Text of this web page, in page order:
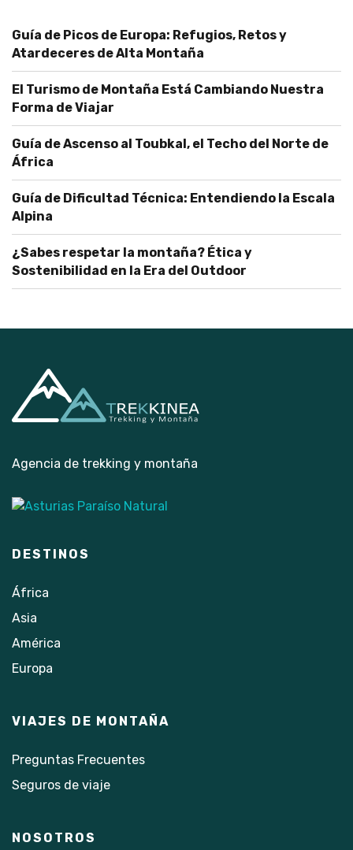
Guía de Picos de Europa: Refugios, Retos y
Atardeceres de Alta Montaña
El Turismo de Montaña Está Cambiando Nuestra
Forma de Viajar
Guía de Ascenso al Toubkal, el Techo del Norte de
África
Guía de Dificultad Técnica: Entendiendo la Escala
Alpina
¿Sabes respetar la montaña? Ética y
Sostenibilidad en la Era del Outdoor
Agencia de trekking y montaña
DESTINOS
África
Asia
América
Europa
VIAJES DE MONTAÑA
Preguntas Frecuentes
Seguros de viaje
NOSOTROS